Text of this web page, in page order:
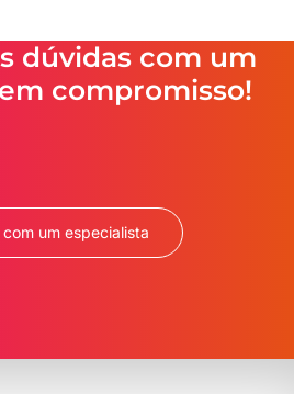
dúvidas com um
compromisso!
com um especialista